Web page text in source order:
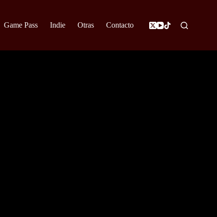
Game Pass Indie Otras Contacto